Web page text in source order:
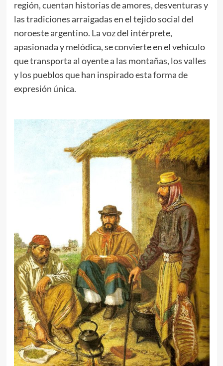
región, cuentan historias de amores, desventuras y
las tradiciones arraigadas en el tejido social del
noroeste argentino. La voz del intérprete,
apasionada y melódica, se convierte en el vehículo
que transporta al oyente a las montañas, los valles
y los pueblos que han inspirado esta forma de
expresión única.